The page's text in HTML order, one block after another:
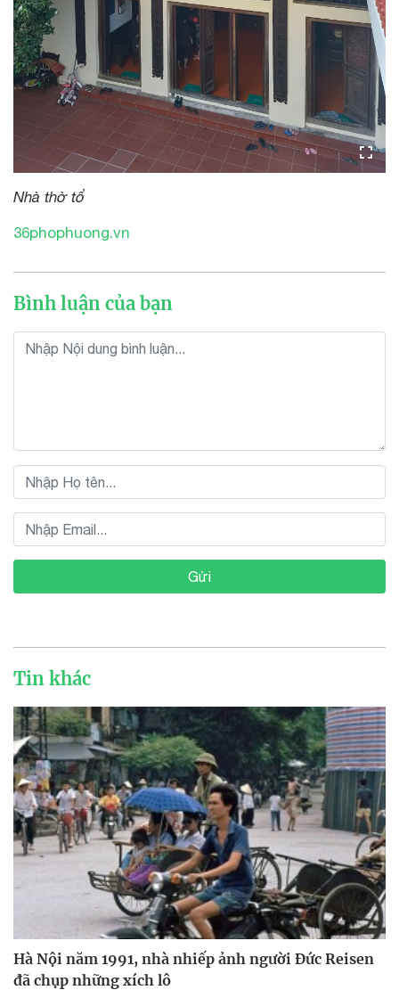
Nhà thờ tổ
36phophuong.vn
Bình luận của bạn
Gửi
Tin khác
Hà Nội năm 1991, nhà nhiếp ảnh người Đức Reisen
đã chụp những xích lô